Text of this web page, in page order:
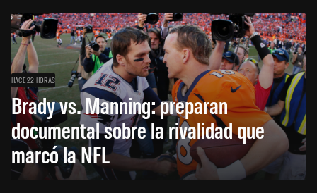
HACE 22 HORAS
Brady vs. Manning: preparan
documental sobre la rivalidad que
marcó la NFL